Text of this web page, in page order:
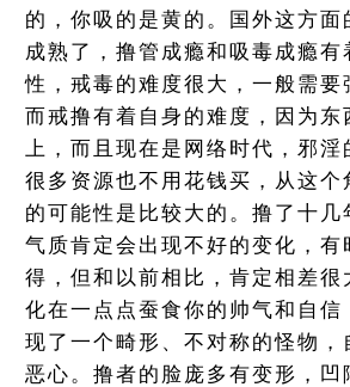
的，你吸的是黄的。国外这方面
成熟了，撸管成瘾和吸毒成瘾有
性，戒毒的难度很大，一般需要
而戒撸有着自身的难度，因为东
上，而且现在是网络时代，邪淫
很多资源也不用花钱买，从这个
的可能性是比较大的。撸了十几
气质肯定会出现不好的变化，有
得，但和以前相比，肯定相差很
化在一点点蚕食你的帅气和自信
现了一个畸形、不对称的怪物，
恶心。撸者的脸庞多有变形，凹